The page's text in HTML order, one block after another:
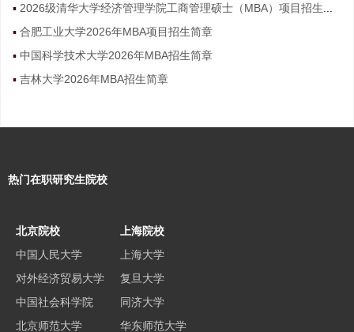
合肥工业大学2026年MBA项目招生简章
中国科学技术大学2026年MBA招生简章
吉林大学2026年MBA招生简章
热门在职研究生院校
北京院校
中国人民大学
对外经济贸易大学
中国社会科学院
北京师范大学
上海院校
上海大学
复旦大学
同济大学
华东师范大学